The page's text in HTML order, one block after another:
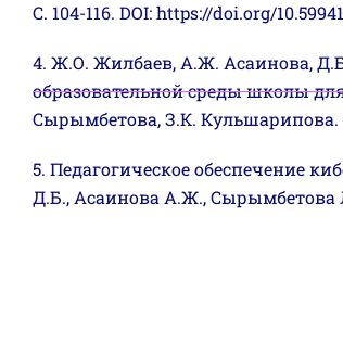
С. 104-116. DOI: https://doi.org/
4. Ж.О. Жилбаев, А.Ж. Асаинова,
образовательной среды школы
Сырымбетова, З.К. Кульшарипова.
5. Педагогическое обеспечение
Д.Б., Асаинова А.Ж., Сырымбетова